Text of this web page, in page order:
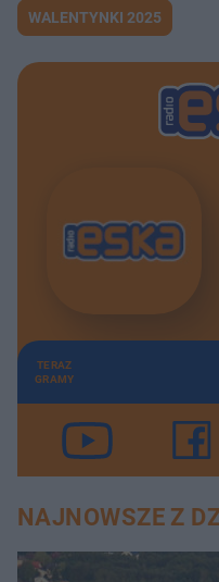
WALENTYNKI 2025
TERAZ
GRAMY
NAJNOWSZE Z